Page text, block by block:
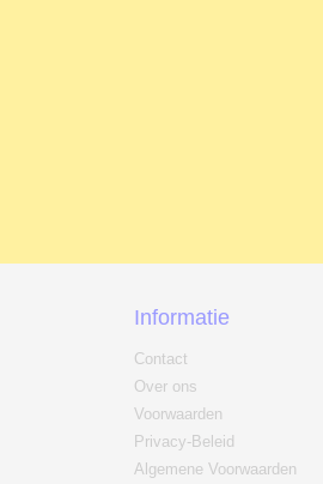
Informatie
Contact
Over ons
Voorwaarden
Privacy-Beleid
Algemene Voorwaarden